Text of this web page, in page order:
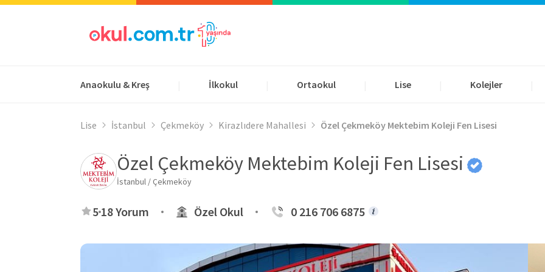
Anaokulu & Kreş İlkokul Ortaokul Lise Kolejler
Lise İstanbul Çekmeköy Kirazlıdere Mahallesi Özel Çekmeköy Mektebim Koleji Fen Lisesi
Özel Çekmeköy Mektebim Koleji Fen Lisesi
İstanbul / Çekmeköy
5 18 Yorum Özel Okul 0 216 706 6875